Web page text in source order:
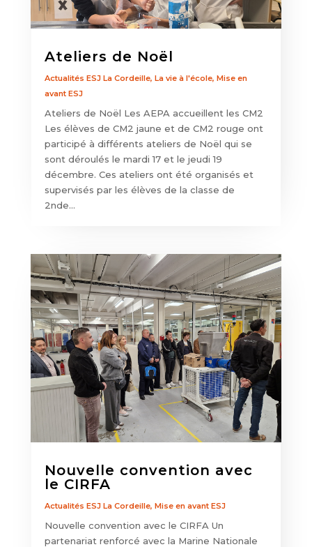
Ateliers de Noël
Actualités ESJ La Cordeille, La vie à l'école, Mise en
avant ESJ
Ateliers de Noël Les AEPA accueillent les CM2
Les élèves de CM2 jaune et de CM2 rouge ont
participé à différents ateliers de Noël qui se
sont déroulés le mardi 17 et le jeudi 19
décembre. Ces ateliers ont été organisés et
supervisés par les élèves de la classe de
2nde...
Nouvelle convention avec
le CIRFA
Actualités ESJ La Cordeille, Mise en avant ESJ
Nouvelle convention avec le CIRFA Un
partenariat renforcé avec la Marine Nationale